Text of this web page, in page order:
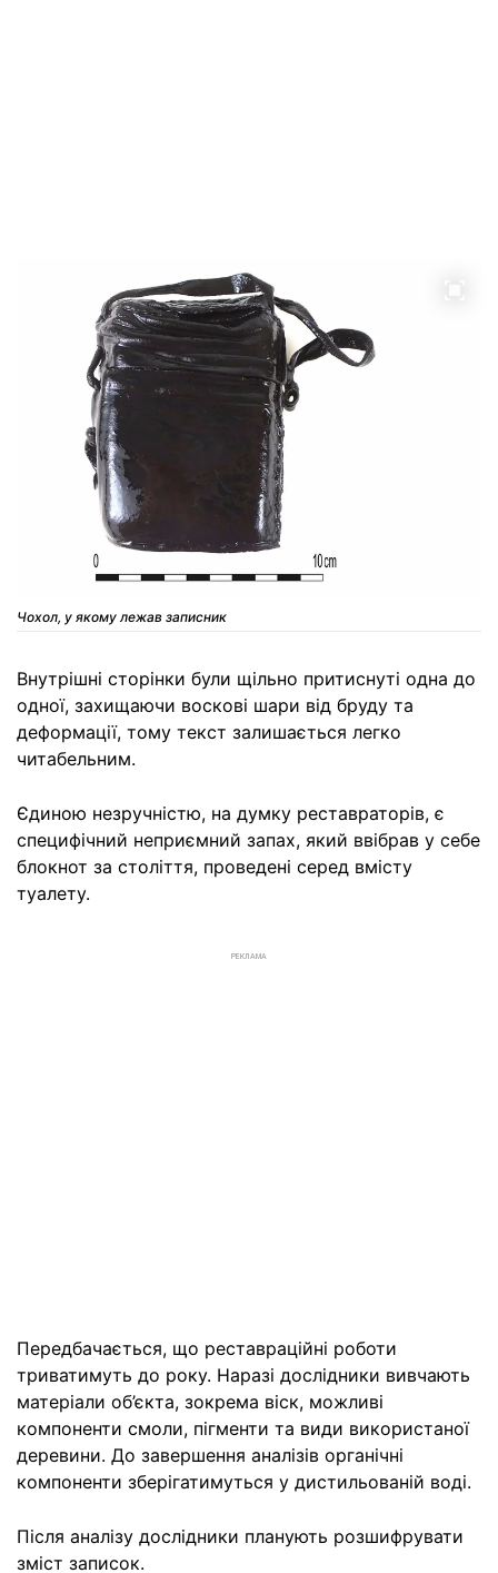
Чохол, у якому лежав записник
Внутрішні сторінки були щільно притиснуті одна до
одної, захищаючи воскові шари від бруду та
деформації, тому текст залишається легко
читабельним.
Єдиною незручністю, на думку реставраторів, є
специфічний неприємний запах, який ввібрав у себе
блокнот за століття, проведені серед вмісту
туалету.
РЕКЛАМА
Передбачається, що реставраційні роботи
триватимуть до року. Наразі дослідники вивчають
матеріали об’єкта, зокрема віск, можливі
компоненти смоли, пігменти та види використаної
деревини. До завершення аналізів органічні
компоненти зберігатимуться у дистильованій воді.
Після аналізу дослідники планують розшифрувати
зміст записок.